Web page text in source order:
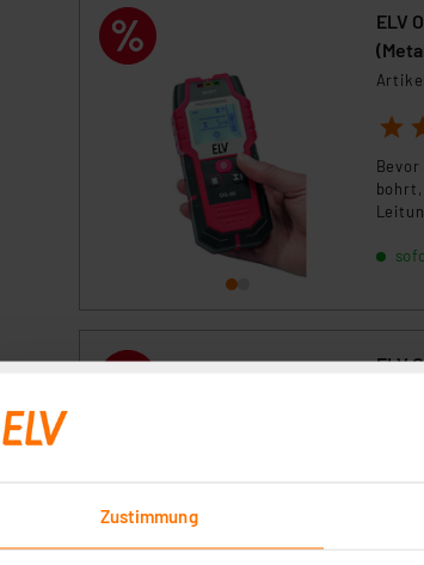
Zustimmung
ELV
1 2
ELV